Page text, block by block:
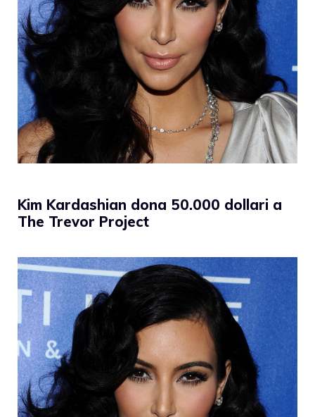
Kim Kardashian dona 50.000 dollari a
The Trevor Project